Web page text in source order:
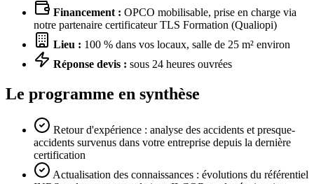
Financement : OPCO mobilisable, prise en charge via
notre partenaire certificateur TLS Formation (Qualiopi)
Lieu : 100 % dans vos locaux, salle de 25 m² environ
Réponse devis : sous 24 heures ouvrées
Le programme en synthèse
Retour d'expérience : analyse des accidents et presque-
accidents survenus dans votre entreprise depuis la dernière
certification
Actualisation des connaissances : évolutions du référentiel